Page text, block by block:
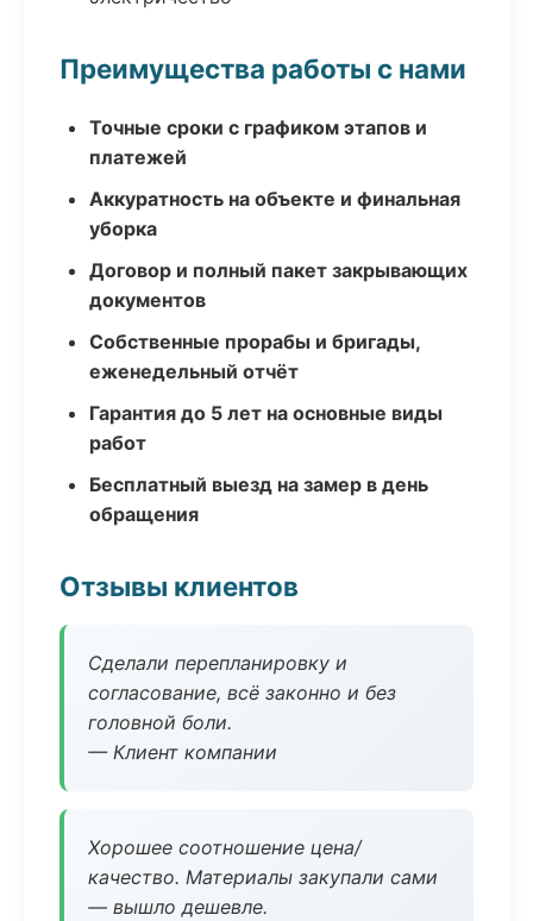
Преимущества работы с нами
Точные сроки с графиком этапов и
платежей
Аккуратность на объекте и финальная
уборка
Договор и полный пакет закрывающих
документов
Собственные прорабы и бригады,
еженедельный отчёт
Гарантия до 5 лет на основные виды
работ
Бесплатный выезд на замер в день
обращения
Отзывы клиентов
Сделали перепланировку и
согласование, всё законно и без
головной боли.
— Клиент компании
Хорошее соотношение цена/
качество. Материалы закупали сами
— вышло дешевле.